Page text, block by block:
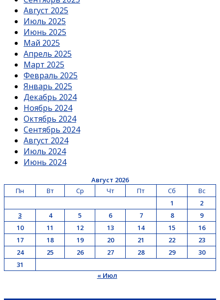
Август 2025
Июль 2025
Июнь 2025
Май 2025
Апрель 2025
Март 2025
Февраль 2025
Январь 2025
Декабрь 2024
Ноябрь 2024
Октябрь 2024
Сентябрь 2024
Август 2024
Июль 2024
Июнь 2024
Август 2026
Пн
Вт Ср Чт Пт Сб
Вс
1
2
3
4 5 6 7 8
9
10
11 12 13 14 15
16
17
18 19 20 21 22
23
24
25 26 27 28 29
30
31
« Июл